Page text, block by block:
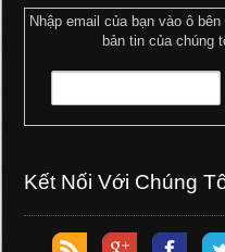
Nhập email của bạn vào ô
bản tin của chúng
Kết Nối Với Chúng